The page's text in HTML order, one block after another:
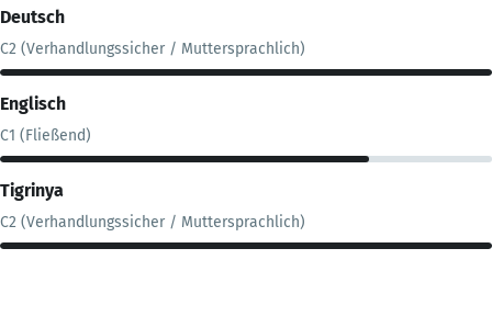
Deutsch
C2 (Verhandlungssicher / Muttersprachlich)
Englisch
C1 (Fließend)
Tigrinya
C2 (Verhandlungssicher / Muttersprachlich)